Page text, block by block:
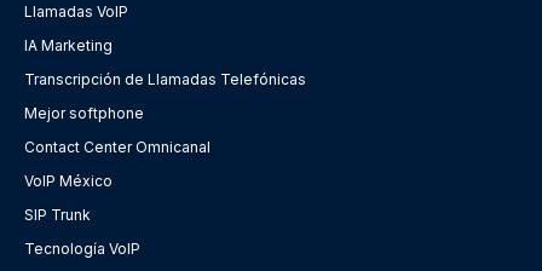
Llamadas VoIP
IA Marketing
Transcripción de Llamadas Telefónicas
Mejor softphone
Contact Center Omnicanal
VoIP México
SIP Trunk
Tecnología VoIP